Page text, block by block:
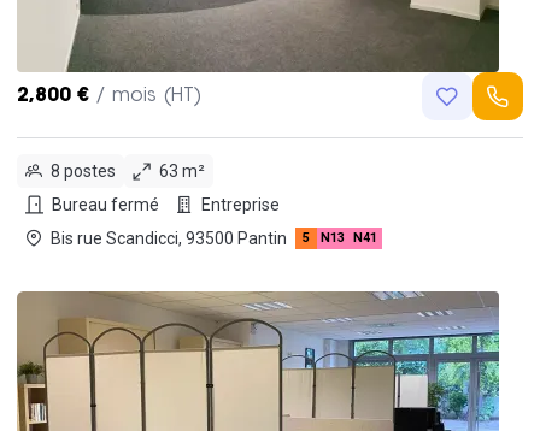
2,800 € / mois (HT)
8 postes
63 m²
Bureau fermé
Entreprise
Bis rue Scandicci, 93500 Pantin
5 N13 N41